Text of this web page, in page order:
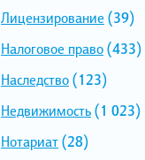
Лицензирование (39)
Налоговое право(433)
Наследство(123)
Недвижимость(1 023)
Нотариат(28)